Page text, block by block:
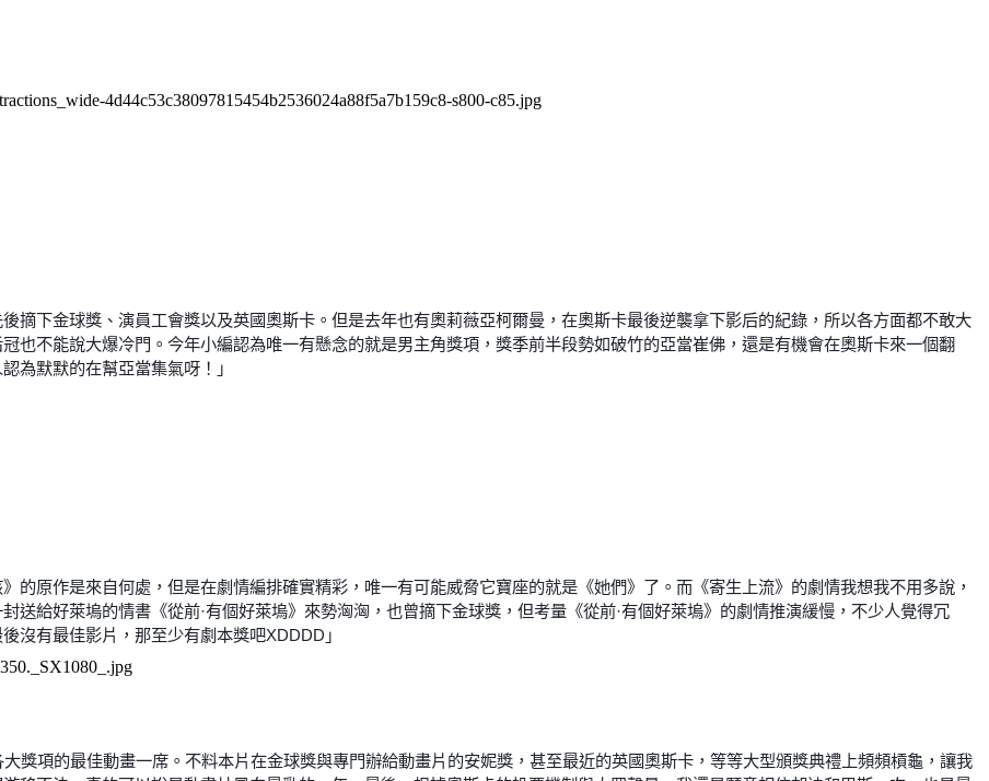
摘下金球獎、演員工會獎以及英國奧斯卡。但是去年也有奧莉薇亞柯爾曼，在奧斯卡最後逆襲拿下影后的紀錄，所以各方面都不敢大
也不能說大爆冷門。今年小編認為唯一有懸念的就是男主角獎項，獎季前半段勢如破竹的亞當崔佛，還是有機會在奧斯卡來一個翻
為默默的在幫亞當集氣呀！」
的原作是來自何處，但是在劇情編排確實精彩，唯一有可能威脅它寶座的就是《她們》了。而《寄生上流》的劇情我想我不用多說，
送給好萊塢的情書《從前·有個好萊塢》來勢洶洶，也曾摘下金球獎，但考量《從前·有個好萊塢》的劇情推演緩慢，不少人覺得冗
沒有最佳影片，那至少有劇本獎吧XDDDD」
獎項的最佳動畫一席。不料本片在金球獎與專門辦給動畫片的安妮獎，甚至最近的英國奧斯卡，等等大型頒獎典禮上頻頻槓龜，讓我